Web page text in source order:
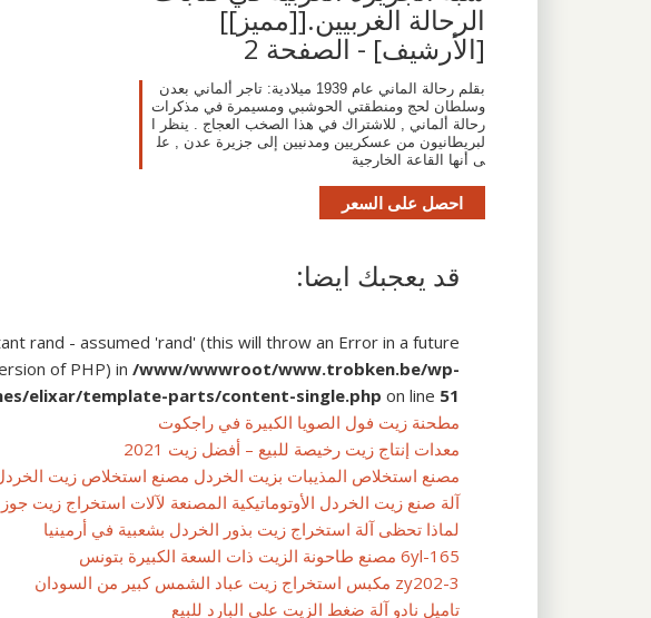
الرحالة الغربيين.[[مميز]]
[الأرشيف] - الصفحة 2
بقلم رحالة الماني عام 1939 ميلادية: تاجر ألماني بعدن
وسلطان لحج ومنطقتي الحوشبي ومسيمرة في مذكرات
رحالة ألماني , للاشتراك في هذا الصخب العجاج . ينظر ا
لبريطانيون من عسكريين ومدنيين إلى جزيرة عدن , عل
ى أنها القاعة الخارجية
احصل على السعر
قد يعجبك ايضا:
rand - assumed 'rand' (this will throw an Error in a future
of PHP) in /www/wwwroot/www.trobken.be/wp-
elixar/template-parts/content-single.php on line 51
مطحنة زيت فول الصويا الكبيرة في راجكوت
معدات إنتاج زيت رخيصة للبيع – أفضل زيت 2021
مصنع استخلاص المذيبات بزيت الخردل مصنع استخلاص زيت
آلة صنع زيت الخردل الأوتوماتيكية المصنعة لآلات استخراج زيت جوز
لماذا تحظى آلة استخراج زيت بذور الخردل بشعبية في أرمينيا
6yl-165 مصنع طاحونة الزيت ذات السعة الكبيرة بتونس
zy202-3 مكبس استخراج زيت عباد الشمس كبير من السودان
تاميل نادو آلة ضغط الزيت على البارد للبيع